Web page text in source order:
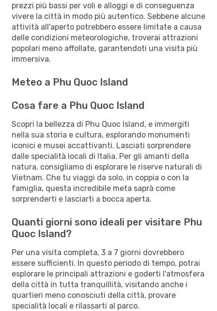
prezzi più bassi per voli e alloggi e di conseguenza
vivere la città in modo più autentico. Sebbene alcune
attività all'aperto potrebbero essere limitate a causa
delle condizioni meteorologiche, troverai attrazioni
popolari meno affollate, garantendoti una visita più
immersiva.
Meteo a Phu Quoc Island
Cosa fare a Phu Quoc Island
Scopri la bellezza di Phu Quoc Island, e immergiti
nella sua storia e cultura, esplorando monumenti
iconici e musei accattivanti. Lasciati sorprendere
dalle specialità locali di Italia. Per gli amanti della
natura, consigliamo di esplorare le riserve naturali di
Vietnam. Che tu viaggi da solo, in coppia o con la
famiglia, questa incredibile meta saprà come
sorprenderti e lasciarti a bocca aperta.
Quanti giorni sono ideali per visitare Phu
Quoc Island?
Per una visita completa, 3 a 7 giorni dovrebbero
essere sufficienti. In questo periodo di tempo, potrai
esplorare le principali attrazioni e goderti l'atmosfera
della città in tutta tranquillità, visitando anche i
quartieri meno conosciuti della città, provare
specialità locali e rilassarti al parco.